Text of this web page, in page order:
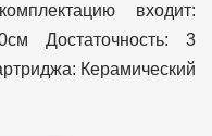
входит:
Достаточность: 3
Керамический